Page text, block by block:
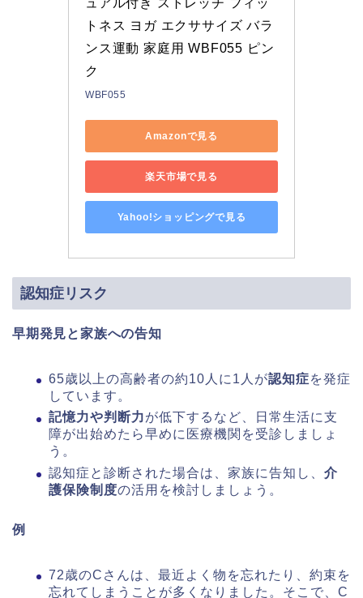
ュアル付き ストレッチ フィッ
トネス ヨガ エクササイズ バラ
ンス運動 家庭用 WBF055 ピン
ク
WBF055
Amazonで見る
楽天市場で見る
Yahoo!ショッピングで見る
認知症リスク
早期発見と家族への告知
65歳以上の高齢者の約10人に1人が認知症を発症
しています。
記憶力や判断力が低下するなど、日常生活に支
障が出始めたら早めに医療機関を受診しましょ
う。
認知症と診断された場合は、家族に告知し、 介
護保険制度の活用を検討しましょう。
例
72歳のCさんは、最近よく物を忘れたり、約束を
忘れてしまうことが多くなりました。そこで、C